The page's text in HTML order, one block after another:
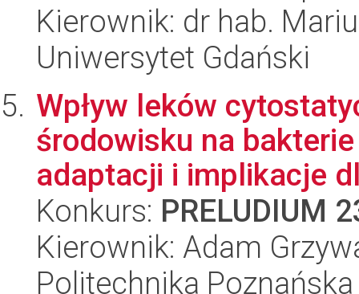
Kierownik: dr hab.
Uniwersytet Gdański
Wpływ leków
środowisku na
adaptacji i implikacje
Konkurs: PRELUDIUM
Kierownik: Adam
Politechnika Poznańska